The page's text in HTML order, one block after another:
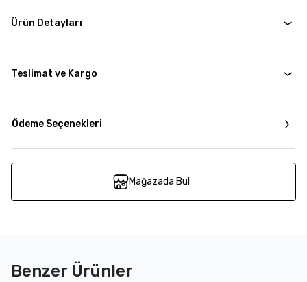
Ürün Detayları
Teslimat ve Kargo
Ödeme Seçenekleri
Mağazada Bul
Benzer Ürünler